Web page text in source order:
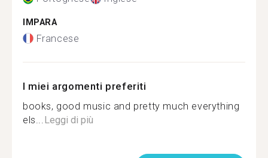
IMPARA
Francese
I miei argomenti preferiti
books, good music and pretty much everything
els... Leggi di più